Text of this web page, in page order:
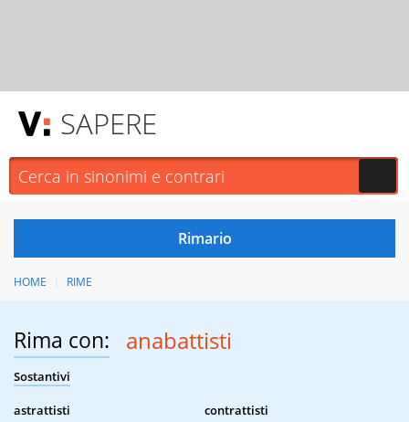
SAPERE
HOME RIME
Rima con: anabattisti
Sostantivi
astrattisti
contrattisti